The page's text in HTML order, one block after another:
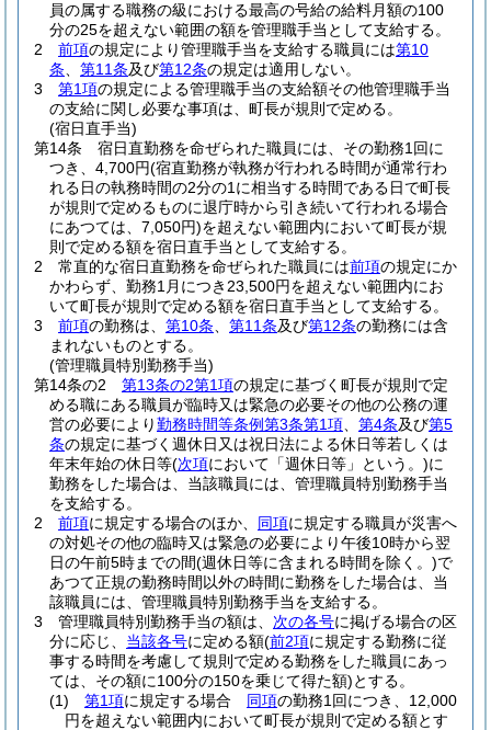
員の属する職務の級における最高の号給の給料月額の100
分の25を超えない範囲の額を管理職手当として支給する。
2
前項の規定により管理職手当を支給する職員には第10
条
第11条及び第12条の規定は適用しない。
3
第1項の規定による管理職手当の支給額その他管理職手当
の支給に関し必要な事項は、町長が規則で定める。
(宿日直手当)
第14条
宿日直勤務を命ぜられた職員には、その勤務1回に
つき、4,700円(宿直勤務が執務が行われる時間が通常行わ
れる日の執務時間の2分の1に相当する時間である日で町長
が規則で定めるものに退庁時から引き続いて行われる場合
にあつては、7,050円)を超えない範囲内において町長が規
則で定める額を宿日直手当として支給する。
2
常直的な宿日直勤務を命ぜられた職員には前項の規定にか
かわらず、勤務1月につき23,500円を超えない範囲内にお
いて町長が規則で定める額を宿日直手当として支給する。
3
前項の勤務は、 第10条 第11条及び第12条の勤務には含
まれないものとする。
(管理職員特別勤務手当)
第14条の2
第13条の2第1項の規定に基づく町長が規則で定
める職にある職員が臨時又は緊急の必要その他の公務の運
営の必要により勤務時間等条例第3条第1項 第4条及び第5
条の規定に基づく週休日又は祝日法による休日等若しくは
年末年始の休日等(次項において「週休日等」という。)に
勤務をした場合は、当該職員には、管理職員特別勤務手当
を支給する。
2
前項に規定する場合のほか、 同項に規定する職員が災害へ
の対処その他の臨時又は緊急の必要により午後10時から翌
日の午前5時までの間(週休日等に含まれる時間を除く。)で
あつて正規の勤務時間以外の時間に勤務をした場合は、当
該職員には、管理職員特別勤務手当を支給する。
3
管理職員特別勤務手当の額は、 次の各号に掲げる場合の区
分に応じ、 当該各号に定める額(前2項に規定する勤務に従
事する時間を考慮して規則で定める勤務をした職員にあっ
ては、その額に100分の150を乗じて得た額)とする。
(1)
第1項に規定する場合 同項の勤務1回につき、12,000
円を超えない範囲内において町長が規則で定める額とす